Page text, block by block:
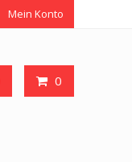
Mein Konto
0